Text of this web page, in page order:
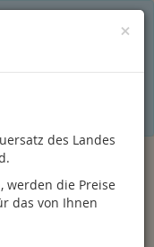
die Session-
des
nicht
×
des Landes
werden die Preise
das von Ihnen